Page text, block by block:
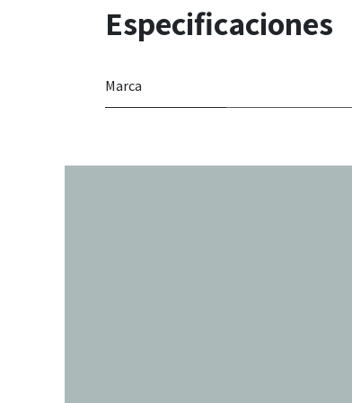
Especificaciones
Marca